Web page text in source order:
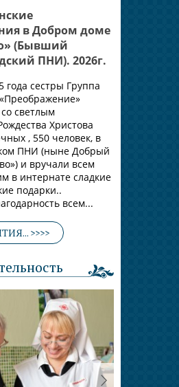
в Добром доме
(Бывший
ПНИ). 2026г.
года сестры Группа
светлым
Христова
, 550 человек, в
ПНИ (ныне Добрый
и вручали всем
в интернате сладкие
подарки..
всем...
>>>>